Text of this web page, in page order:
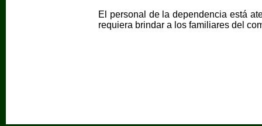
El personal de la dependencia está
requiera brindar a los familiares del